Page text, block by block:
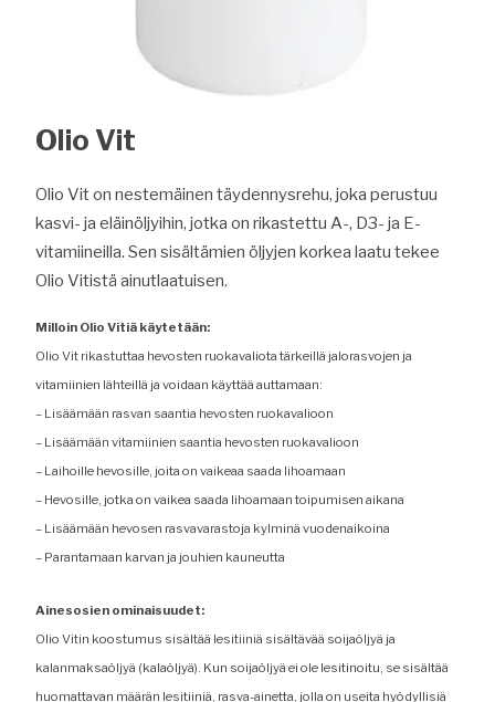
Olio Vit
Olio Vit on nestemäinen täydennysrehu, joka perustuu
kasvi- ja eläinöljyihin, jotka on rikastettu A-, D3- ja E-
vitamiineilla. Sen sisältämien öljyjen korkea laatu tekee
Olio Vitistä ainutlaatuisen.
Milloin Olio Vitiä käytetään:
Olio Vit rikastuttaa hevosten ruokavaliota tärkeillä jalorasvojen ja
vitamiinien lähteillä ja voidaan käyttää auttamaan:
– Lisäämään rasvan saantia hevosten ruokavalioon
– Lisäämään vitamiinien saantia hevosten ruokavalioon
– Laihoille hevosille, joita on vaikeaa saada lihoamaan
– Hevosille, jotka on vaikea saada lihoamaan toipumisen aikana
– Lisäämään hevosen rasvavarastoja kylminä vuodenaikoina
– Parantamaan karvan ja jouhien kauneutta
Ainesosien ominaisuudet:
Olio Vitin koostumus sisältää lesitiiniä sisältävää soijaöljyä ja
kalanmaksaöljyä (kalaöljyä). Kun soijaöljyä ei ole lesitinoitu, se sisältää
huomattavan määrän lesitiiniä, rasva-ainetta, jolla on useita hyödyllisiä